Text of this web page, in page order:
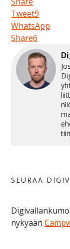
Tweet9
WhatsApp
Share6
SEURAA
nykyään